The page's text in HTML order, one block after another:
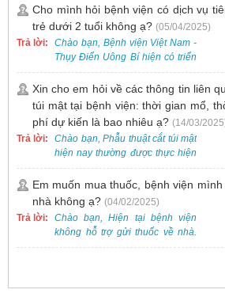
viện Việt Nam - Thụy Điển Uông
Bí, chúng tôi cung cấp các dịch
vụ thăm khám và xét nghiệm
chuyên sâu để phát hiện sớm
HPV và tầm soát ung thư cổ tử
Cho mình hỏi bệnh viện có dịch vụ
trẻ dưới 2 tuổi không ạ? (05/04/2025)
Trả lời:
Chào bạn, Bệnh viện Việt Nam -
Thụy Điển Uông Bí hiện có triển
khai dịch vụ tiêm vắc-xin cho trẻ
dưới 2 tuổi.
Xin cho em hỏi về các thông tin liên
túi mật tại bệnh viện: thời gian mổ,
phí dự kiến là bao nhiêu ạ? (14/03/
Trả lời:
Chào bạn, Phẫu thuật cắt túi mật
hiện nay thường được thực hiện
bằng phương pháp nội soi, đây
là một kỹ thuật ít xâm lấn, an toàn
và phổ biến.
Em muốn mua thuốc, bệnh viện
nhà không ạ? (04/02/2025)
Trả lời:
Chào bạn, Hiện tại bệnh viện
không hỗ trợ gửi thuốc về nhà.
Việc cấp phát thuốc tại bệnh viện
trực tiếp.